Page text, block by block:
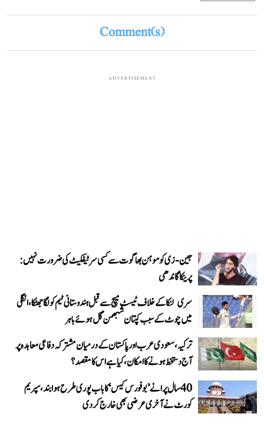
Comment(s)
ADVERTISEMENT
جین-زی کو موہن بھاگوت سے کسی سرٹیفکیٹ کی ضرورت نہیں:
پرینکا گاندھی
سری لنکا کے خلاف ٹیسٹ میچ سے قبل ہندوستانی ٹیم کو لگا جھٹکا، انگلی
میں چوٹ کے سبب کپتان شبھمن گل ہوئے باہر
ترکیہ، سعودی عرب اور پاکستان کے درمیان مشترکہ دفاعی معاہدہ پر
آج دستخط ہونے کا امکان، کیا ہے اس کا مقصد؟
40 سال پرانے ’بوفورس کیس‘ کا باب پوری طرح ہوا بند، سپریم
کورٹ نے آخری عرضی بھی خارج کر دی